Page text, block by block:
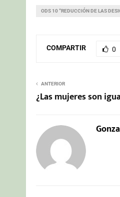
ODS 10 “REDUCCIÓN DE LAS
COMPARTIR 0
ANTERIOR
¿Las mujeres son